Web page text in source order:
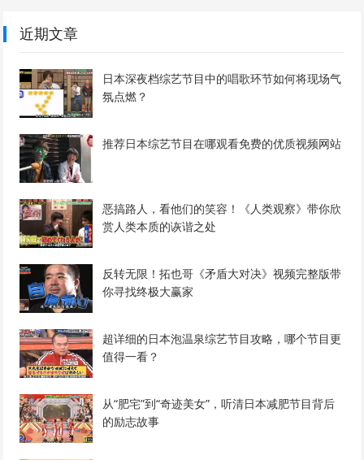
近期文章
日本深夜档综艺节目中的唱歌环节如何将现场气
氛点燃？
推荐日本综艺节目在哪观看免费的优质视频网站
恶搞路人，看他们的笑容！《人类观察》带你欣
赏人类本质的诙谐之处
反转无限！拓也哥《矛盾大对决》视频完整版带
你寻找终极大赢家
超详细的日本泡温泉综艺节目攻略，哪个节目更
值得一看？
从“肥宅”到“奇迹美女”，听清日本减肥节目背后
的励志故事